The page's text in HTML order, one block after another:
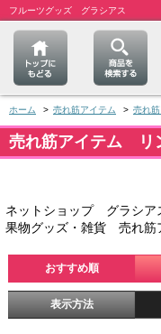
フルーツグッズ グラシアス
ホーム > 売れ筋アイテム > 売れ
売れ筋アイテム リ
ネットショップ グラシ
果物グッズ・雑貨 売れ筋
おすすめ順
表示方法